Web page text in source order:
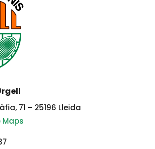
71 – 25196 Lleida
Maps